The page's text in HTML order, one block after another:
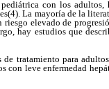
con los adultos,
La mayoría de la
elevado de
hay estudios que
tratamiento para
con leve enfermedad